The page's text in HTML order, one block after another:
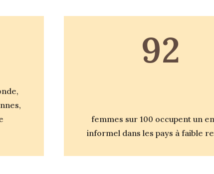
92
femmes sur 100 occupent un
informel dans les pays à faible